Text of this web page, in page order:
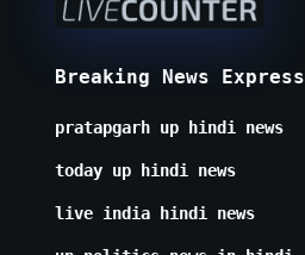
Breaking News Express
pratapgarh up hindi news
today up hindi news
live india hindi news